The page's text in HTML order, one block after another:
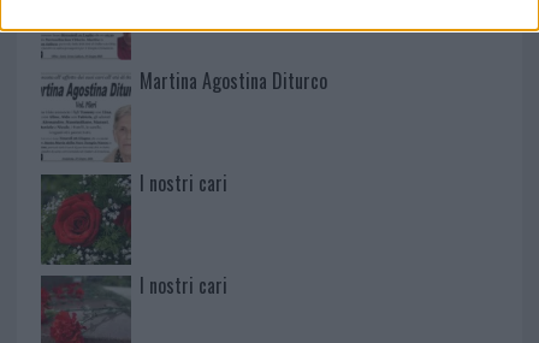
Martina Agostina Diturco
I nostri cari
I nostri cari